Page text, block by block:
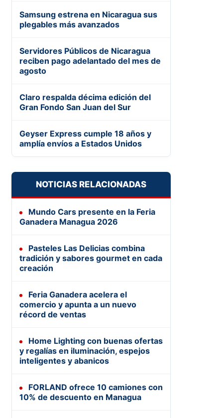
Samsung estrena en Nicaragua sus
plegables más avanzados
Servidores Públicos de Nicaragua
reciben pago adelantado del mes de
agosto
Claro respalda décima edición del
Gran Fondo San Juan del Sur
Geyser Express cumple 18 años y
amplía envíos a Estados Unidos
NOTICIAS RELACIONADAS
Mundo Cars presente en la Feria
Ganadera Managua 2026
Pasteles Las Delicias combina
tradición y sabores gourmet en cada
creación
Feria Ganadera acelera el
comercio y apunta a un nuevo
récord de ventas
Home Lighting con buenas ofertas
y regalías en iluminación, espejos
inteligentes y abanicos
FORLAND ofrece 10 camiones con
10% de descuento en Managua